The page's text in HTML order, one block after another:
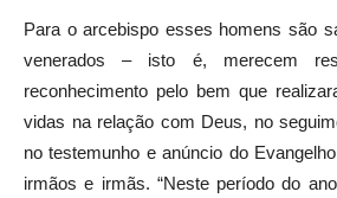
Para o arcebispo esses homens são
venerados – isto é, merecem
reconhecimento pelo bem que
vidas na relação com Deus, no
no testemunho e anúncio do
irmãos e irmãs. “Neste período do